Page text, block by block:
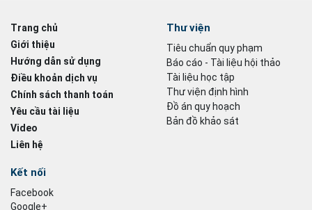
Trang chủ
Giới thiệu
Hướng dẫn sử dụng
Điều khoản dịch vụ
Chính sách thanh toán
Yêu cầu tài liệu
Video
Liên hệ
Thư viện
Tiêu chuẩn quy phạm
Báo cáo - Tài liệu hội thảo
Tài liệu học tập
Thư viện định hình
Đồ án quy hoạch
Bản đồ khảo sát
Kết nối
Facebook
Google+